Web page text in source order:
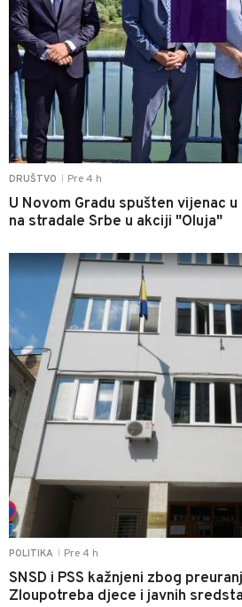
DRUŠTVO Pre 4 h
U Novom Gradu spušten vijenac u
na stradale Srbe u akciji "Oluja"
POLITIKA Pre 4 h
SNSD i PSS kažnjeni zbog
Zloupotreba djece i javnih